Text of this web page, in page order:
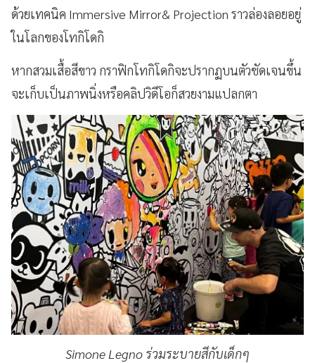
ด้วยเทคนิค Immersive Mirror& Projection ราวล่องลอยอยู่
ในโลกของโทกิโดกิ
หากสวมเสื้อสีขาว กราฟิกโทกิโดกิจะปรากฏบนตัวชัดเจนขึ้น
จะเก็บเป็นภาพนิ่งหรือคลิปวิดีโอก็สวยงามแปลกตา
Simone Legno ร่วมระบายสีกับเด็กๆ